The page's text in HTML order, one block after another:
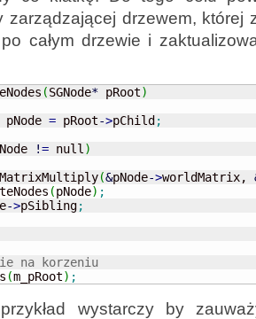
zarządzającej drzewem, której
całym drzewie i
(SGNode* pRoot)
pNode = pRoot->pChild;
!= null )
(&pNode->worldMatrix,
(pNode) ;
->pSibling;
na korzeniu
(m_pRoot) ;
wystarczy by